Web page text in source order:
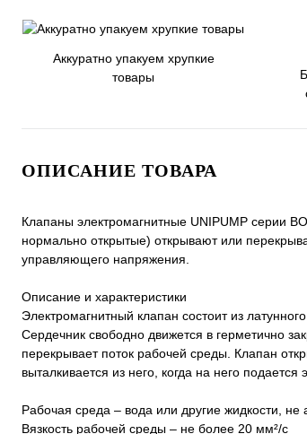
Аккуратно упакуем хрупкие
товары
ОПИСАНИЕ ТОВАРА
Клапаны электромагнитные UNIPUMP серии
нормально открытые) открывают или
управляющего напряжения.
Описание и характеристики
Электромагнитный клапан состоит из
Сердечник свободно движется в герметично
перекрывает поток рабочей среды. Клапан
выталкивается из него, когда на него
Рабочая среда – вода или другие жидкости,
Вязкость рабочей среды – не более 20 мм²/с